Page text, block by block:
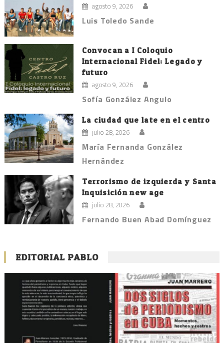
agosto 9, 2026
Luis Toledo Sande
Convocan a I Coloquio
Internacional Fidel: Legado y
futuro
agosto 9, 2026
Sofía González Angulo
La ciudad que late en el centro
julio 28, 2026
María Fernanda González
Hernández
Terrorismo de izquierda y Santa
Inquisición new age
julio 28, 2026
Fernando Buen Abad Domínguez
EDITORIAL PABLO